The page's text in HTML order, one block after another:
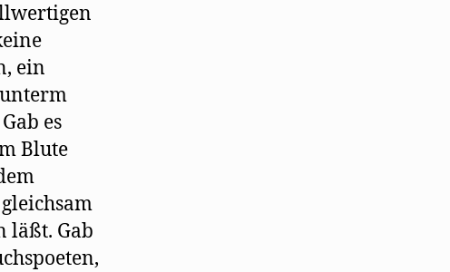
ein
es
Blute
läßt. Gab